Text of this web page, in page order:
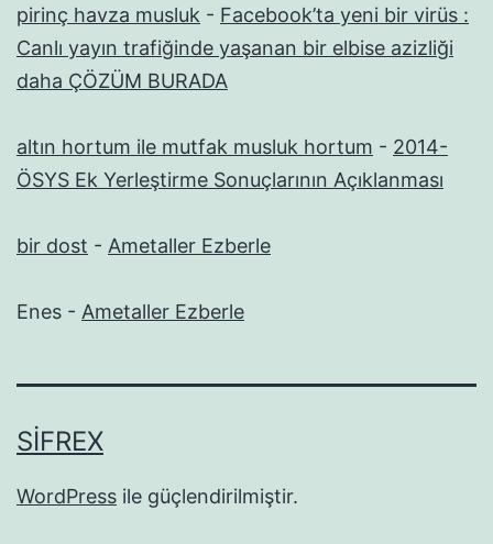
pirinç havza musluk - Facebook’ta yeni bir virüs :
Canlı yayın trafiğinde yaşanan bir elbise azizliği
daha ÇÖZÜM BURADA
altın hortum ile mutfak musluk hortum - 2014-
ÖSYS Ek Yerleştirme Sonuçlarının Açıklanması
bir dost - Ametaller Ezberle
Enes - Ametaller Ezberle
SIFREX
WordPress ile güçlendirilmiştir.